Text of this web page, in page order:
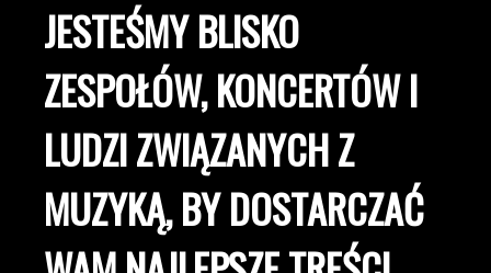
JESTEŚMY BLISKO
ZESPOŁÓW, KONCERTÓW I
LUDZI ZWIĄZANYCH Z
MUZYKĄ, BY DOSTARCZAĆ